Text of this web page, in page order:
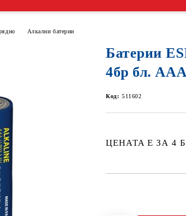
Алкални батерии
Батерии
4бр бл.
Код: 511602
ЦЕНАТА Е ЗА 4